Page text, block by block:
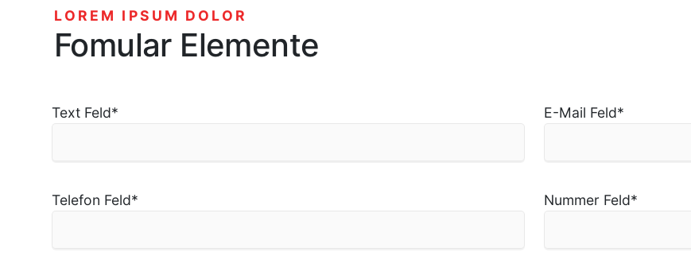
LOREM IPSUM DOLOR
Fomular Elemente
Text Feld* E-Mail Feld*
Telefon Feld* Nummer Feld*